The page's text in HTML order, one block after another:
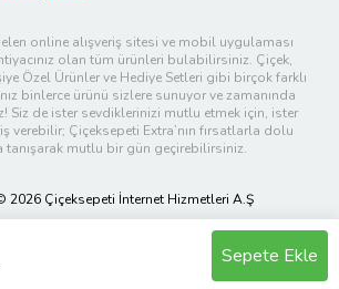
Sepete Ekle
online alışveriş sitesi ve mobil uygulaması
olan tüm ürünleri bulabilirsiniz. Çiçek,
Özel Ürünler ve Hediye Setleri gibi birçok farklı
binlerce ürünü sizlere sunuyor ve zamanında
Siz de ister sevdiklerinizi mutlu etmek için, ister
verebilir; Çiçeksepeti Extra’nın fırsatlarla dolu
tanışarak mutlu bir gün geçirebilirsiniz.
2026 Çiçeksepeti İnternet Hizmetleri A.Ş